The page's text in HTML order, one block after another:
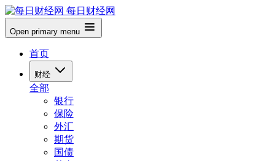
每日财经网
Open primary menu
首页
财经
全部
银行
保险
外汇
期货
国债